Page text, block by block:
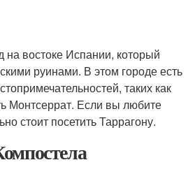
на востоке Испании, который
руинами. В этом городе есть
таких как
Монтсеррат. Если вы любите
стоит посетить Таррагону.